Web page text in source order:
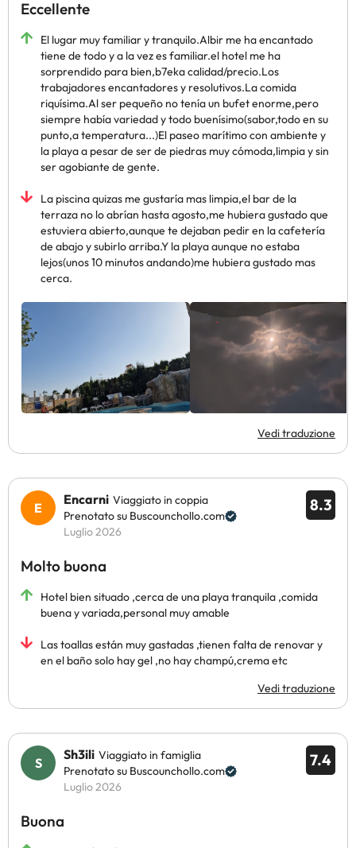
Eccellente
El lugar muy familiar y tranquilo.Albir me ha encantado
tiene de todo y a la vez es familiar.el hotel me ha
sorprendido para bien,b7eka calidad/precio.Los
trabajadores encantadores y resolutivos.La comida
riquísima.Al ser pequeño no tenía un bufet enorme,pero
siempre había variedad y todo buenísimo(sabor,todo en su
punto,a temperatura...)El paseo marítimo con ambiente y
la playa a pesar de ser de piedras muy cómoda,limpia y sin
ser agobiante de gente.
La piscina quizas me gustaría mas limpia,el bar de la
terraza no lo abrían hasta agosto,me hubiera gustado que
estuviera abierto,aunque te dejaban pedir en la cafetería
de abajo y subirlo arriba.Y la playa aunque no estaba
lejos(unos 10 minutos andando)me hubiera gustado mas
cerca.
Vedi traduzione
8.3
Encarni Viaggiato in coppia
Prenotato su Buscounchollo.com
Luglio 2026
Molto buona
Hotel bien situado ,cerca de una playa tranquila ,comida
buena y variada,personal muy amable
Las toallas están muy gastadas ,tienen falta de renovar y
en el baño solo hay gel ,no hay champú,crema etc
Vedi traduzione
7.4
Sh3ili Viaggiato in famiglia
Prenotato su Buscounchollo.com
Luglio 2026
Buona